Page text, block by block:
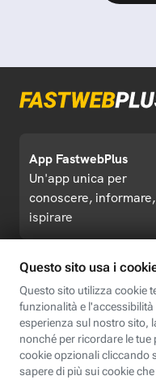
App FastwebPlus
Un'app unica per
conoscere, informare,
ispirare
Seguici